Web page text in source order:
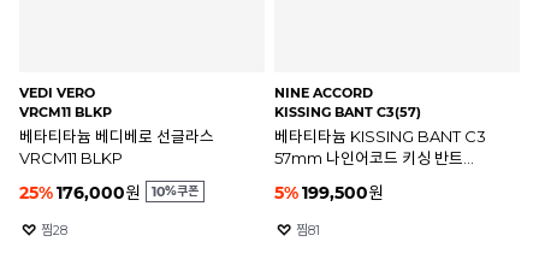
ISABEL MARANT
IM0137 84EHA
IM0137 84EHA 이자벨마랑
선글라스
395,000원
찜6
NINE ACCORD
KISSING BANT C2(57)
실버 베타티타늄 KISSING BANT
C2 57mm 나인어코드 키싱 반트
5%199,500원
찜6